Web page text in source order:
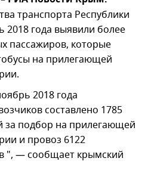
транспорта Республики
года выявили более
пассажиров, которые
на прилегающей
2018 года
составлено 1785
за подбор на прилегающей
и провоз 6122
", — сообщает крымский